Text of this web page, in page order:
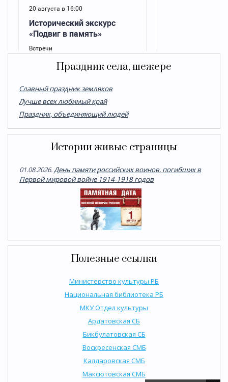
Праздник села, шежере
Cлавный праздник земляков
Лучше всех любимый край
Праздник, объединяющий людей
Истории живые страницы
01.08.2026.День памяти российских воинов, погибших в
Первой мировой войне 1914-1918 годов
Полезные ссылки
Министерство культуры РБ
Национальная библиотека РБ
МКУ Отдел культуры
Ардатовская СБ
Бикбулатовская СБ
Воскресенская СМБ
Калдаровская СМБ
Максютовская СМБ